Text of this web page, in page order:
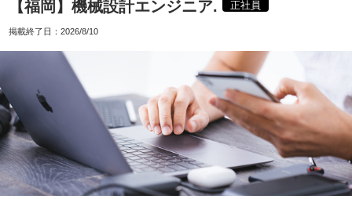
【福岡】機械設計エンジニア. 正社員
掲載終了日： 2026/8/10